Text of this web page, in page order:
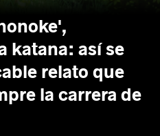
katana: así se
relato que
la carrera de